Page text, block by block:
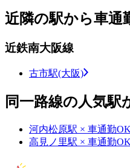
近隣の駅から車通
近鉄南大阪線
古市駅(大阪)
同一路線の人気駅
河内松原駅 × 車通勤OK
高見ノ里駅 × 車通勤OK